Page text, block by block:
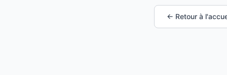
← Retour à